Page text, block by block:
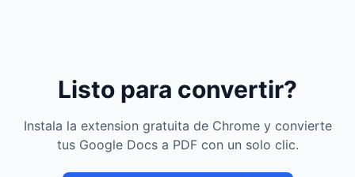
Listo para convertir?
Instala la extension gratuita de Chrome y convierte
tus Google Docs a PDF con un solo clic.